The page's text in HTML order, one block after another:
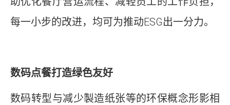
每一小步的改进，均可为推动ESG出一分力。
数码点餐打造绿色友好
数码转型与减少製造纸张等的环保概念形影相